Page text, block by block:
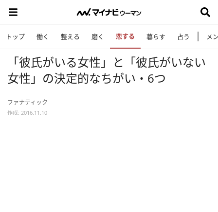
トップ 働く 整える 磨く 恋する 暮らす 占う メ
「彼氏がいる女性」と「彼氏がいない
女性」の決定的なちがい・6つ
ファナティック
作成: 2016.11.10